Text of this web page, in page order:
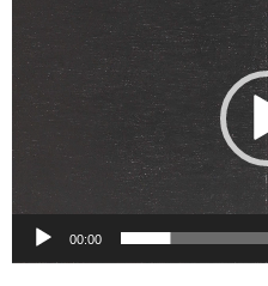
vídeo
00:00